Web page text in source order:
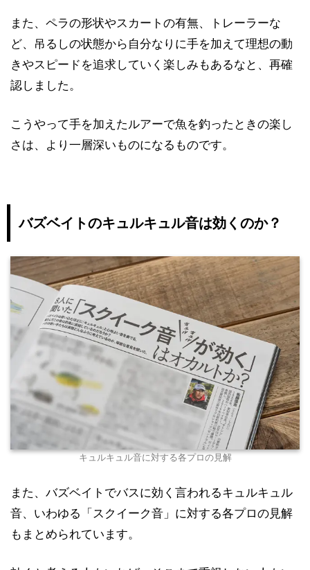
また、ペラの形状やスカートの有無、トレーラーな
ど、吊るしの状態から自分なりに手を加えて理想の動
きやスピードを追求していく楽しみもあるなと、再確
認しました。
こうやって手を加えたルアーで魚を釣ったときの楽し
さは、より一層深いものになるものです。
バズベイトのキュルキュル音は効くのか？
キュルキュル音に対する各プロの見解
また、バズベイトでバスに効く言われるキュルキュル
音、いわゆる「スクイーク音」に対する各プロの見解
もまとめられています。